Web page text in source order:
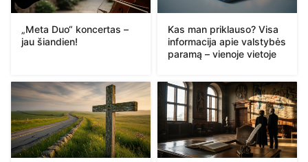
„Meta Duo“ koncertas –
jau šiandien!
Kas man priklauso? Visa
informacija apie valstybės
paramą – vienoje vietoje